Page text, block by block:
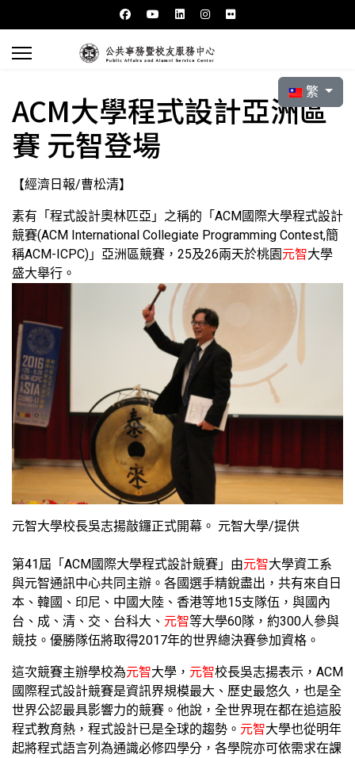
選擇你的語言
繁
ACM大學程式設計亞洲區
賽 元智登場
【經濟日報/曹松清】
素有「程式設計奧林匹亞」之稱的「ACM國際大學程式設計
競賽(ACM International Collegiate Programming Contest,簡
稱ACM-ICPC)」亞洲區競賽，25及26兩天於桃園元智大學
盛大舉行。
元智大學校長吳志揚敲鑼正式開幕。 元智大學/提供
第41屆「ACM國際大學程式設計競賽」由元智大學資工系
與元智通訊中心共同主辦。各國選手精銳盡出，共有來自日
本、韓國、印尼、中國大陸、香港等地15支隊伍，與國內
台、成、清、交、台科大、 元智等大學60隊，約300人參與
競技。優勝隊伍將取得2017年的世界總決賽參加資格。
這次競賽主辦學校為元智大學， 元智校長吳志揚表示，ACM
國際程式設計競賽是資訊界規模最大、歷史最悠久，也是全
世界公認最具影響力的競賽。他說，全世界現在都在追這股
程式教育熱，程式設計已是全球的趨勢。 元智大學也從明年
起將程式語言列為通識必修四學分，各學院亦可依需求在課